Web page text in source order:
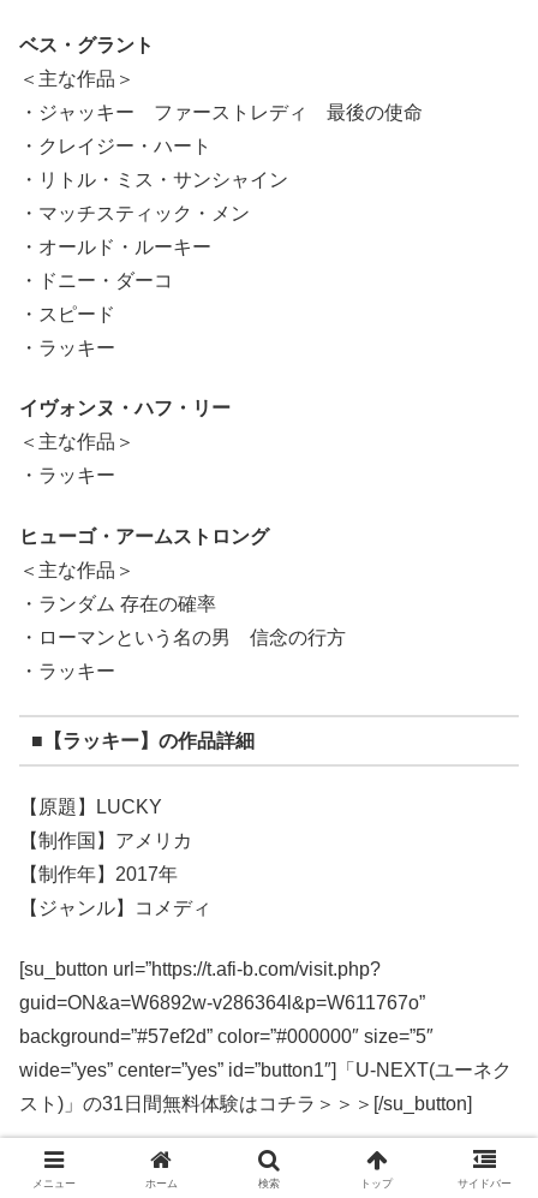
ベス・グラント
＜主な作品＞
・ジャッキー ファーストレディ 最後の使命
・クレイジー・ハート
・リトル・ミス・サンシャイン
・マッチスティック・メン
・オールド・ルーキー
・ドニー・ダーコ
・スピード
・ラッキー
イヴォンヌ・ハフ・リー
＜主な作品＞
・ラッキー
ヒューゴ・アームストロング
＜主な作品＞
・ランダム 存在の確率
・ローマンという名の男 信念の行方
・ラッキー
■【ラッキー】の作品詳細
【原題】LUCKY
【制作国】アメリカ
【制作年】2017年
【ジャンル】コメディ
[su_button url=”https://t.afi-b.com/visit.php?
guid=ON&a=W6892w-v286364l&p=W611767o”
background=”#57ef2d” color=”#000000″ size=”5″
wide=”yes” center=”yes” id=”button1″]「U-NEXT(ユーネク
スト)」の31日間無料体験はコチラ＞＞＞[/su_button]
【U-NEXT(ユーネクスト)の登録方法】
メニュー ホーム 検索 トップ サイドバー